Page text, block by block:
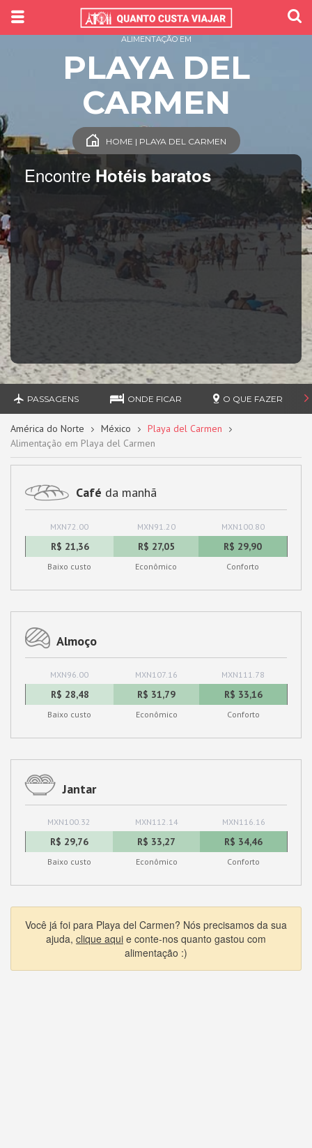
Encontre Hotéis baratos
ALIMENTAÇÃO EM
PLAYA DEL
CARMEN
HOME | PLAYA DEL CARMEN
PASSAGENS ONDE FICAR O QUE FAZER
América do Norte México
Playa del Carmen
Alimentação em Playa del Carmen
Café da manhã
MXN72.00 MXN91.20 MXN100.80
R$ 21,36 R$ 27,05 R$ 29,90
Baixo custo Econômico Conforto
Almoço
MXN96.00 MXN107.16 MXN111.78
R$ 28,48 R$ 31,79 R$ 33,16
Baixo custo Econômico Conforto
Jantar
MXN100.32 MXN112.14 MXN116.16
R$ 29,76 R$ 33,27 R$ 34,46
Baixo custo Econômico Conforto
Você já foi para Playa del Carmen? Nós precisamos da sua
ajuda, clique aqui e conte-nos quanto gastou com
alimentação :)